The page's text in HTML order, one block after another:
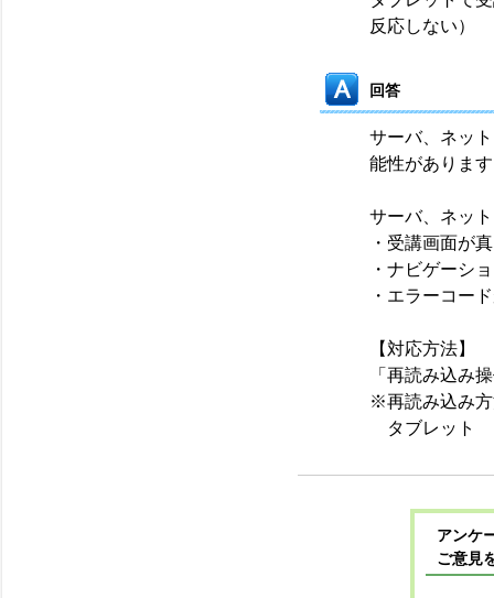
反応しない）
回答
サーバ、ネッ
能性がありま
サーバ、ネッ
・受講画面が
・ナビゲーシ
・エラーコー
【対応方法】
「再読み込み
※再読み込み
タブレッ
アンケ
ご意見